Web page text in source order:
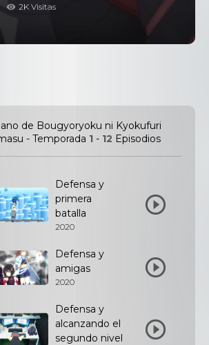
2K Visitas
de Bougyoryoku ni Kyokufuri
- Temporada 1 - 12 Episodios
Defensa y
primera
batalla
2020
Defensa y
amigas
2020
Defensa y
alcanzando el
segundo nivel